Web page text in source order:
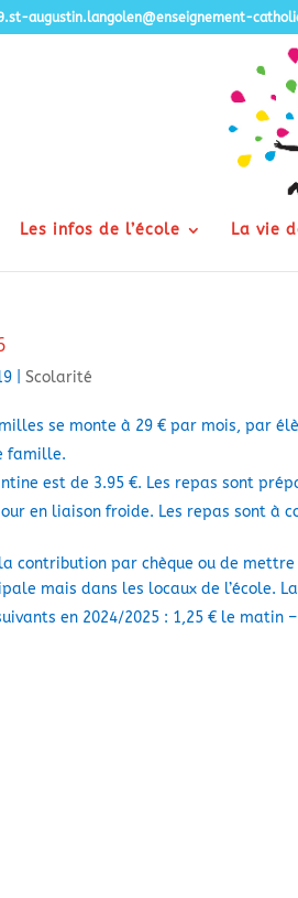
augustin.langolen@enseignement-
Les infos de l’école La vie
Scolarité
se monte à 29 € par mois, par
famille.
est de 3.95 €. Les repas sont
en liaison froide. Les repas sont à
contribution par chèque ou de
mais dans les locaux de l’école.
en 2024/2025 : 1,25 € le matin